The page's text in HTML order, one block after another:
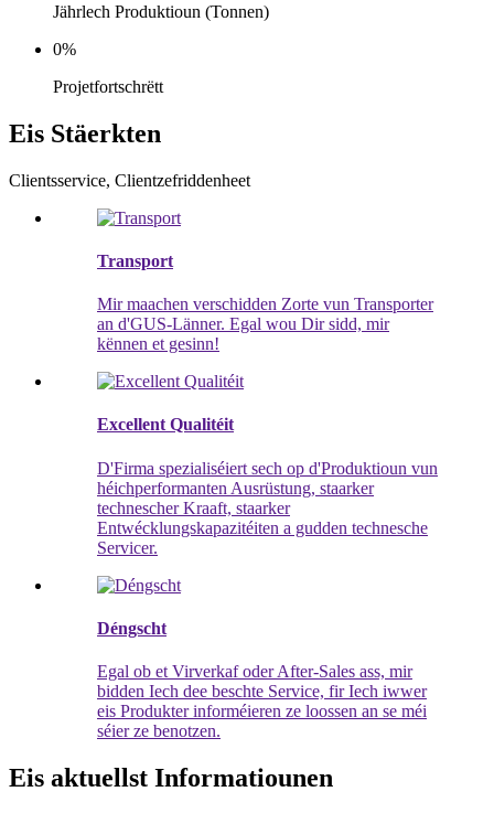
Jährlech Produktioun (Tonnen)
0%
Projetfortschrëtt
Eis Stäerkten
Clientsservice, Clientzefriddenheet
Transport
Mir maachen verschidden Zorte vun Transporter
an d'GUS-Länner. Egal wou Dir sidd, mir
kënnen et gesinn!
Excellent Qualitéit
D'Firma spezialiséiert sech op d'Produktioun vun
héichperformanten Ausrüstung, staarker
technescher Kraaft, staarker
Entwécklungskapazitéiten a gudden technesche
Servicer.
Déngscht
Egal ob et Virverkaf oder After-Sales ass, mir
bidden Iech dee beschte Service, fir Iech iwwer
eis Produkter informéieren ze loossen an se méi
séier ze benotzen.
Eis aktuellst Informatiounen